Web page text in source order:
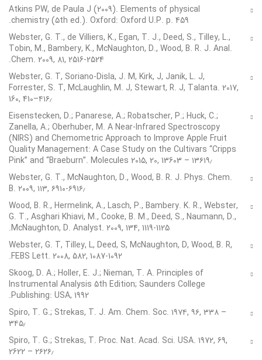
Atkins PW, de Paula J (2009). Elements of physical
chemistry (۵th ed.). Oxford: Oxford U.P. p. 459.
Webster, G. T., de Villiers, K., Egan, T. J., Deed, S., Tilley, L.,
Tobin, M., Bambery, K., McNaughton, D., Wood, B. R. J. Anal.
Chem. 2009, 81, 2516-2524.
Webster, G. T, Soriano-Disla, J. M, Kirk, J, Janik, L. J,
Forrester, S. T, McLaughlin, M. J, Stewart, R. J, Talanta. 2017,
160, 410–۴۱۶٫
Eisenstecken, D.; Panarese, A.; Robatscher, P.; Huck, C.;
Zanella, A.; Oberhuber, M. A Near-Infrared Spectroscopy
(NIRS) and Chemometric Approach to Improve Apple Fruit
Quality Management: A Case Study on the Cultivars “Cripps
Pink” and “Braeburn”. Molecules 2015, 20, 13603 – ۱۳۶۱۹٫
Webster, G. T., McNaughton, D., Wood, B. R. J. Phys. Chem.
B. ۲۰۰۹, ۱۱۳, ۶۹۱۰-۶۹۱۶٫
Wood, B. R., Hermelink, A., Lasch, P., Bambery. K. R., Webster,
G. T., Asghari Khiavi, M., Cooke, B. M., Deed, S., Naumann, D.,
McNaughton, D. Analyst. 2009, 134, 1119-1125.
Webster, G. T, Tilley, L, Deed, S, McNaughton, D, Wood, B. R,
FEBS Lett. 2008, 582, 1087-1092.
Skoog, D. A.; Holler, E. J.; Nieman, T. A. Principles of
Instrumental Analysis 5th Edition; Saunders College
Publishing: USA, 1992.
Spiro, T. G.; Strekas, T. J. Am. Chem. Soc. ۱۹۷۴, ۹۶, ۳۳۸ –
۳۴۵٫
Spiro, T. G.; Strekas, T. Proc. Nat. Acad. Sci. USA. 1972, 69,
2622 – ۲۶۲۶٫